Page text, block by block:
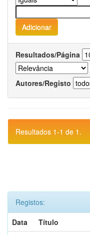
Resultados/Página
Autores/Registo
Resultados 1-1 de 1.
Registos:
Data
Título